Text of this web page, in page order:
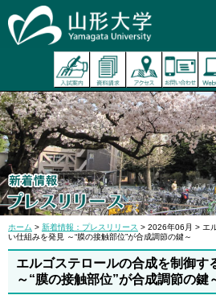
ホーム > 新着情報：プレスリリース > 2026年06月 > エ
い仕組みを発見 ～“膜の接触部位”が合成調節の鍵～
エルゴステロールの合成を制御す
～“膜の接触部位”が合成調節の鍵